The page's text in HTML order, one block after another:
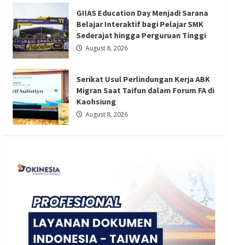
Berita Ekonomi dan Bisnis
Berita Mancanegara
Berita Terbaru
Serikat Usul Perlindungan Kerja ABK
Migran Saat Taifun dalam Forum FA di
Kaohsiung
Redaksi 01 August 8, 2026
GIIAS Education Day Menjadi Sarana
Belajar Interaktif bagi Pelajar SMK
Sederajat hingga Perguruan Tinggi
August 8, 2026
Serikat Usul Perlindungan Kerja ABK
Migran Saat Taifun dalam Forum FA di
Kaohsiung
August 8, 2026